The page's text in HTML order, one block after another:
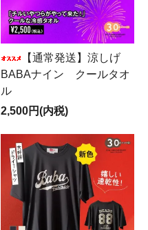
【通常発送】涼しげ
BABAナイン クールタオ
ル
2,500円(内税)